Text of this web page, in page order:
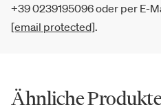
+39 0239195096 oder per E-
[email protected].
Ähnliche